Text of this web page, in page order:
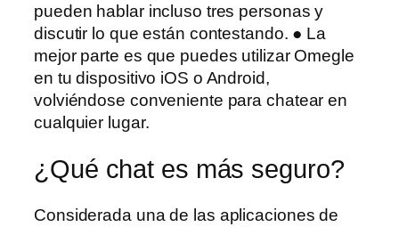
pueden hablar incluso tres personas y
discutir lo que están contestando. ● La
mejor parte es que puedes utilizar Omegle
en tu dispositivo iOS o Android,
volviéndose conveniente para chatear en
cualquier lugar.
¿Qué chat es más seguro?
Considerada una de las aplicaciones de